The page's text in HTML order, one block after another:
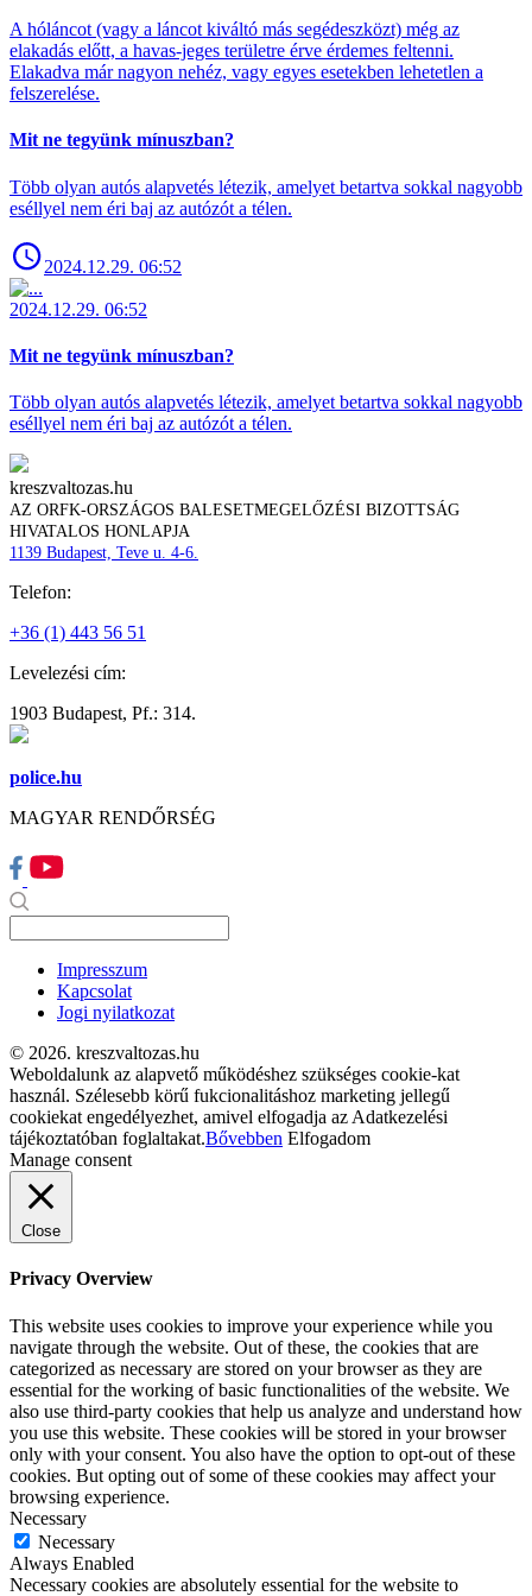
A hóláncot (vagy a láncot kiváltó más segédeszközt) még az
elakadás előtt, a havas-jeges területre érve érdemes feltenni.
Elakadva már nagyon nehéz, vagy egyes esetekben lehetetlen a
felszerelése.
Mit ne tegyünk mínuszban?
Több olyan autós alapvetés létezik, amelyet betartva sokkal nagyobb
eséllyel nem éri baj az autózót a télen.
2024.12.29. 06:52
2024.12.29. 06:52
Mit ne tegyünk mínuszban?
Több olyan autós alapvetés létezik, amelyet betartva sokkal nagyobb
eséllyel nem éri baj az autózót a télen.
kreszvaltozas.hu
AZ ORFK-ORSZÁGOS BALESETMEGELŐZÉSI BIZOTTSÁG
HIVATALOS HONLAPJA
1139 Budapest, Teve u. 4-6.
Telefon:
+36 (1) 443 56 51
Levelezési cím:
1903 Budapest, Pf.: 314.
police.hu
MAGYAR RENDŐRSÉG
Impresszum
Kapcsolat
Jogi nyilatkozat
© 2026. kreszvaltozas.hu
Weboldalunk az alapvető működéshez szükséges cookie-kat
használ. Szélesebb körű fukcionalitáshoz marketing jellegű
cookiekat engedélyezhet, amivel elfogadja az Adatkezelési
tájékoztatóban foglaltakat.Bővebben Elfogadom
Manage consent
Close
Privacy Overview
This website uses cookies to improve your experience while you
navigate through the website. Out of these, the cookies that are
categorized as necessary are stored on your browser as they are
essential for the working of basic functionalities of the website. We
also use third-party cookies that help us analyze and understand how
you use this website. These cookies will be stored in your browser
only with your consent. You also have the option to opt-out of these
cookies. But opting out of some of these cookies may affect your
browsing experience.
Necessary
Necessary
Always Enabled
Necessary cookies are absolutely essential for the website to